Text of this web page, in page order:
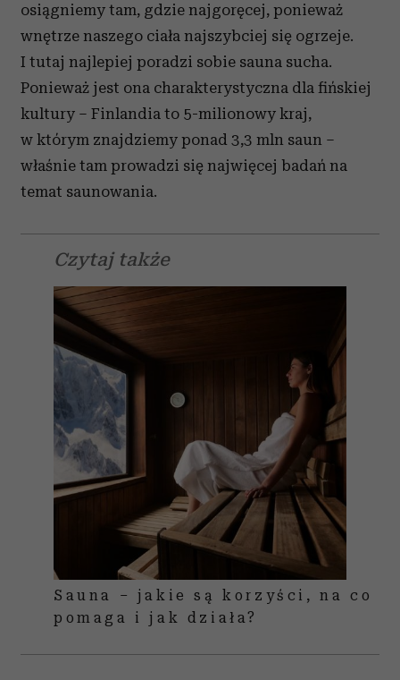
osiągniemy tam, gdzie najgoręcej, ponieważ
wnętrze naszego ciała najszybciej się ogrzeje.
I tutaj najlepiej poradzi sobie sauna sucha.
Ponieważ jest ona charakterystyczna dla fińskiej
kultury – Finlandia to 5-milionowy kraj,
w którym znajdziemy ponad 3,3 mln saun –
właśnie tam prowadzi się najwięcej badań na
temat saunowania.
Czytaj także
Sauna – jakie są korzyści, na co
pomaga i jak działa?